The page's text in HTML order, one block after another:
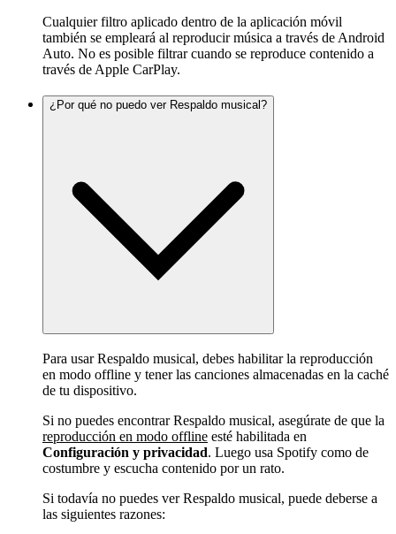
Cualquier filtro aplicado dentro de la aplicación móvil
también se empleará al reproducir música a través de Android
Auto. No es posible filtrar cuando se reproduce contenido a
través de Apple CarPlay.
¿Por qué no puedo ver Respaldo musical?
Para usar Respaldo musical, debes habilitar la reproducción
en modo offline y tener las canciones almacenadas en la caché
de tu dispositivo.
Si no puedes encontrar Respaldo musical, asegúrate de que la
reproducción en modo offline esté habilitada en
Configuración y privacidad. Luego usa Spotify como de
costumbre y escucha contenido por un rato.
Si todavía no puedes ver Respaldo musical, puede deberse a
las siguientes razones: